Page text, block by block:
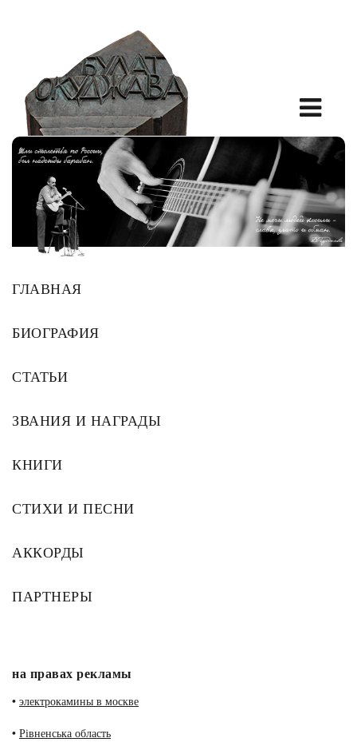
ГЛАВНАЯ
БИОГРАФИЯ
СТАТЬИ
ЗВАНИЯ И НАГРАДЫ
КНИГИ
СТИХИ И ПЕСНИ
АККОРДЫ
ПАРТНЕРЫ
на правах рекламы
• электрокамины в москве
• Рівненська область